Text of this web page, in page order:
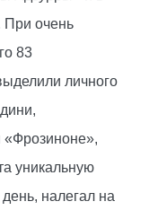
При очень
83
личного
уникальную
налегал на